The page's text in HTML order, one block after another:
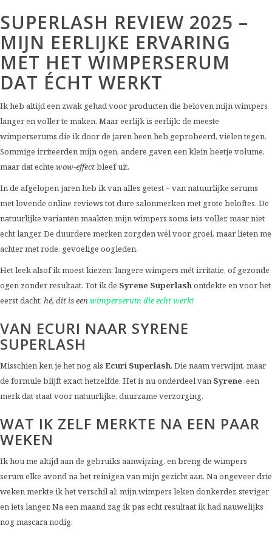
SUPERLASH REVIEW 2025 –
MIJN EERLIJKE ERVARING
MET HET WIMPERSERUM
DAT ÉCHT WERKT
Ik heb altijd een zwak gehad voor producten die beloven mijn wimpers
langer en voller te maken. Maar eerlijk is eerlijk: de meeste
wimperserums die ik door de jaren heen heb geprobeerd, vielen tegen.
Sommige irriteerden mijn ogen, andere gaven een klein beetje volume,
maar dat echte wow-effectbleef uit.
In de afgelopen jaren heb ik van alles getest – van natuurlijke serums
met lovende online reviews tot dure salonmerken met grote beloftes. De
natuurlijke varianten maakten mijn wimpers soms iets voller, maar niet
echt langer. De duurdere merken zorgden wél voor groei, maar lieten me
achter met rode, gevoelige oogleden.
Het leek alsof ik moest kiezen: langere wimpers mét irritatie, of gezonde
ogen zonder resultaat. Tot ik de Syrene Superlashontdekte en voor het
eerst dacht: hé, dit is eenwimperserum die echt werk!
VAN ECURI NAAR SYRENE
SUPERLASH
Misschien ken je het nog als Ecuri Superlash. Die naam verwijnt, maar
de formule blijft exact hetzelfde. Het is nu onderdeel van Syrene, een
merk dat staat voor natuurlijke, duurzame verzorging.
WAT IK ZELF MERKTE NA EEN PAAR
WEKEN
Ik hou me altijd aan de gebruiks aanwijzing, en breng de wimpers
serum elke avond na het reinigen van mijn gezicht aan. Na ongeveer drie
weken merkte ik het verschil al: mijn wimpers leken donkerder, steviger
en iets langer. Na een maand zag ik pas echt resultaat ik had nauwelijks
nog mascara nodig.